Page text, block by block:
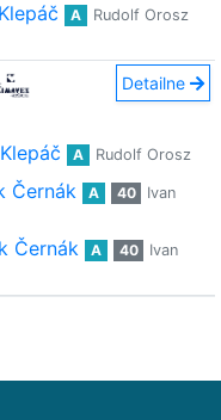
A
Rudolf Orosz
Detailne
A Rudolf Orosz
Černák A 40
Ivan
Černák A 40
Ivan